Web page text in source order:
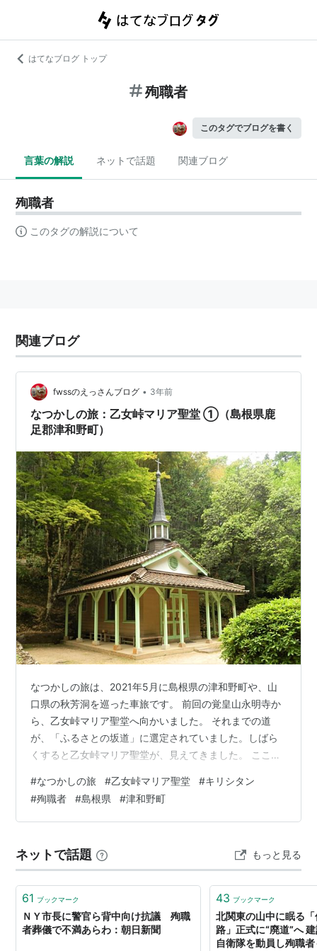
はてなブログ トップ
殉職者
このタグでブログを書く
言葉の解説 ネットで話題 関連ブログ
殉職者
このタグの解説について
関連ブログ
fwssのえっさんブログ • 3年前
なつかしの旅：乙女峠マリア聖堂 ①（島根県鹿
足郡津和野町）
なつかしの旅は、2021年5月に島根県の津和野町や、山
口県の秋芳洞を巡った車旅です。 前回の覚皇山永明寺か
ら、乙女峠マリア聖堂へ向かいました。 それまでの道
が、「ふるさとの坂道」に選定されていました。しばら
くすると乙女峠マリア聖堂が、見えてきました。 ここ
てきた153人の隠れキリシタンは、津和野藩の改宗のすす
めに応じず、ついに拷問によって37人が殉教の道を選び
ました。日本で唯一、聖母マリアが降臨された地といわ
女峠の標柱などが、ありました。 なつかしの旅：（島根
県鹿足郡津和野町） 2021年5…
#なつかしの旅 #乙女峠マリア聖堂 #キリシタン
#殉職者 #島根県 #津和野町
ネットで話題 もっと見る
61 ブックマーク
ＮＹ市長に警官ら背中向け抗議 殉職
者葬儀で不満あらわ：朝日新聞
43 ブックマーク
北関東の山中に眠る
路」正式に“廃道”へ
自衛隊を動員し殉職